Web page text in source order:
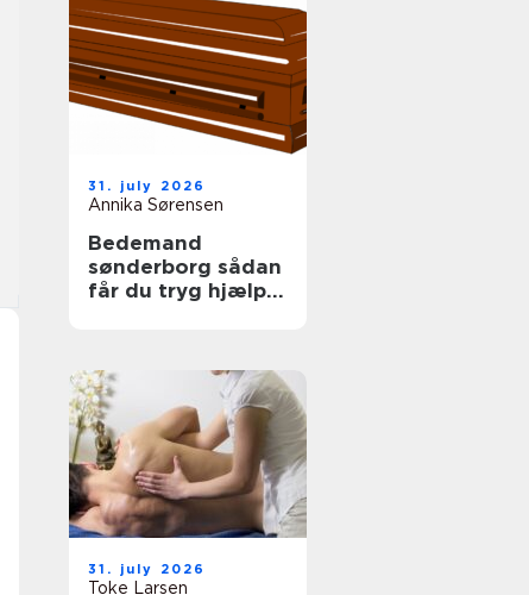
31. july 2026
Annika Sørensen
Bedemand
sønderborg sådan
får du tryg hjælp i
31. july 2026
Toke Larsen